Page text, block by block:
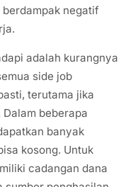
negatif
adalah kurangnya
side job
terutama jika
beberapa
banyak
kosong. Untuk
cadangan dana